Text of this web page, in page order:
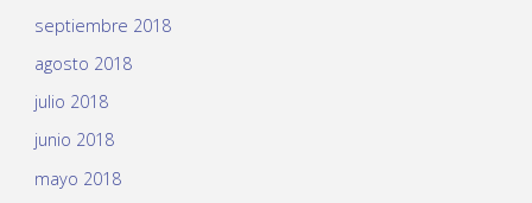
septiembre 2018
agosto 2018
julio 2018
junio 2018
mayo 2018